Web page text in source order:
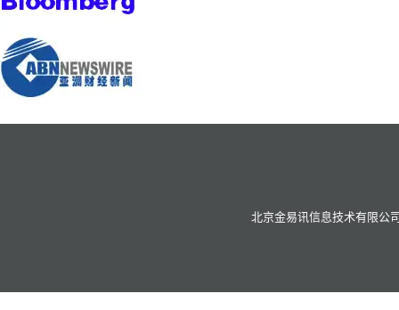
北京金易讯信息技术有限公